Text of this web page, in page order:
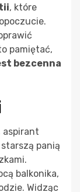
, które
pamiętać,
bezcenna
aspirant
panią
balkonika,
Widząc